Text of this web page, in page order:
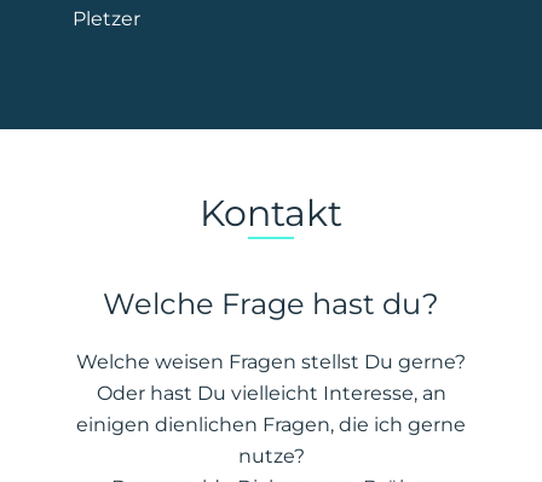
Pletzer
Kontakt
Welche Frage hast du?
Welche weisen Fragen stellst Du gerne?
Oder hast Du vielleicht Interesse, an
einigen dienlichen Fragen, die ich gerne
nutze?